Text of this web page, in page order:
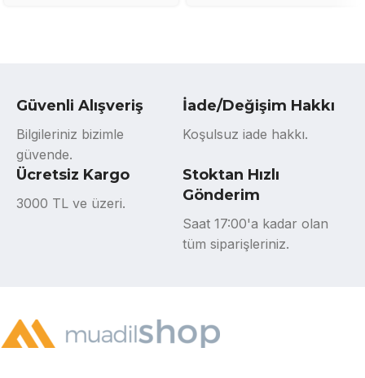
Güvenli Alışveriş
Bilgileriniz bizimle
güvende.
İade/Değişim Hakkı
Koşulsuz iade hakkı.
Ücretsiz Kargo
3000 TL ve üzeri.
Stoktan Hızlı
Gönderim
Saat 17:00'a kadar olan
tüm siparişleriniz.